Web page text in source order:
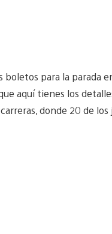
boletos para la parada
aquí tienes los
donde 20 de